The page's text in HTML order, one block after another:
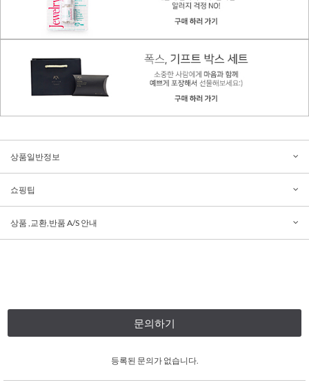
상품일반정보
쇼핑팁
상품 ,교환,반품 A/S 안내
문의하기
등록된 문의가 없습니다.